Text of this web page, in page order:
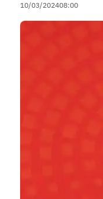
10/03/202408:00